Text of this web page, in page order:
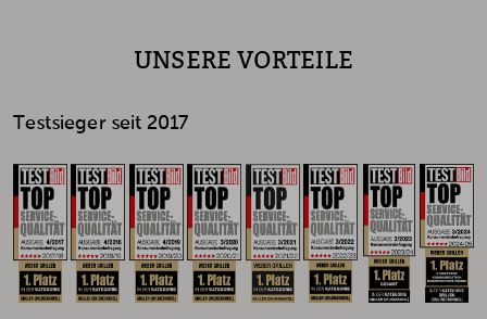
UNSERE VORTEILE
Testsieger seit 2017